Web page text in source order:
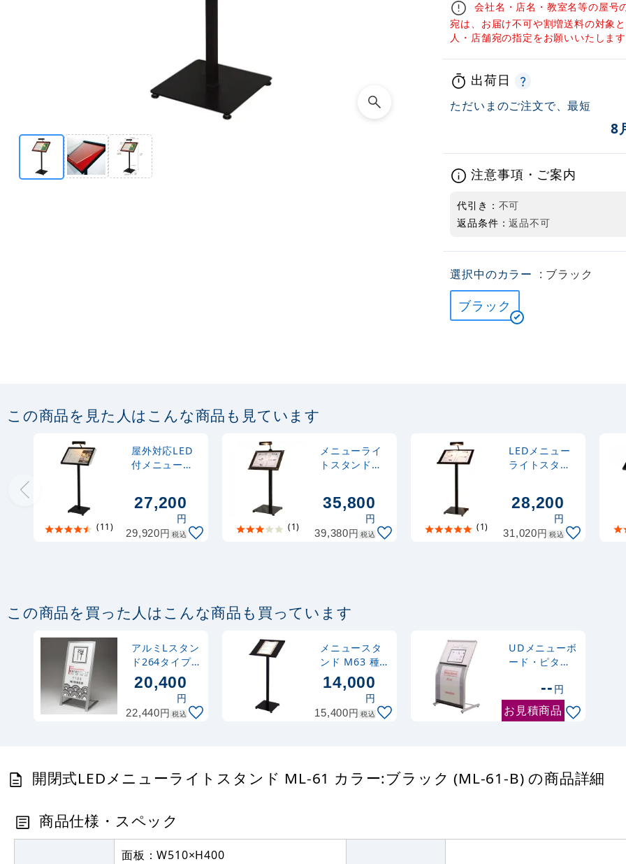
会社名・店名・教室名等の屋号
宛は、お届け不可や割増送料の対象
人・店舗宛の指定をお願いいたしま
出荷日
ただいまのご注文で、最短
8
注意事項・ご案内
代引き： 不可
返品条件：返品不可
選択中のカラー : ブラック
ブラック
この商品を見た人はこんな商品も見ています
(11)
屋外対応LED
付メニュース
ース付 (ML-
A3) ブラック
カラー (ML-
27,200
円
29,920円 税込
(1)
メニューライ
トスタンド
120-BK) A3・
カードケース
付
35,800
円
39,380円 税込
(1)
LEDメニュー
ライトスタン
(ML42-B)
28,200
円
31,020円 税込
この商品を買った人はこんな商品も買っています
アルミLスタン
ド264タイプ
450×900 シル
バー
20,400
円
22,440円 税込
メニュースタ
ンド M63 種
別:ブラック
(M63-B)
14,000
円
15,400円 税込
UDメニューボ
ード・ピタコ
(UDM600EK)
--円
お見積商品
開閉式LEDメニューライトスタンド ML-61 カラー:ブラック (ML-61-B) の商品詳細
商品仕様・スペック
面板：W510×H400